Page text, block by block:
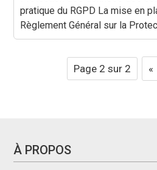
pratique du RGPD La mise en
Règlement Général sur la
Page 2 sur 2 «
À PROPOS